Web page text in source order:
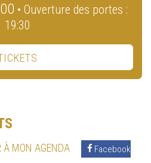
• Ouverture des portes :
19:30
À MON AGENDA Facebook